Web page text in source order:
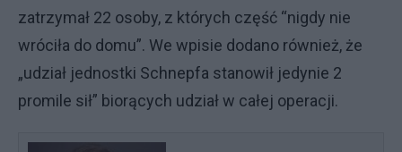
zatrzymał 22 osoby, z których część “nigdy nie
wróciła do domu”. We wpisie dodano również, że
„udział jednostki Schnepfa stanowił jedynie 2
promile sił” biorących udział w całej operacji.